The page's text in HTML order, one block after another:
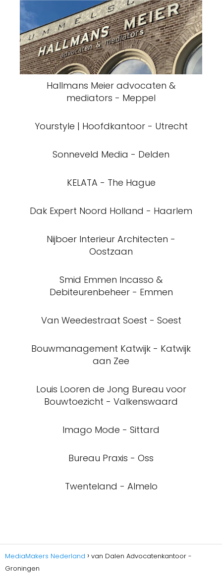
Hallmans Meier advocaten &
mediators - Meppel
Yourstyle | Hoofdkantoor - Utrecht
Sonneveld Media - Delden
KELATA - The Hague
Dak Expert Noord Holland - Haarlem
Nijboer Interieur Architecten -
Oostzaan
Smid Emmen Incasso &
Debiteurenbeheer - Emmen
Van Weedestraat Soest - Soest
Bouwmanagement Katwijk - Katwijk
aan Zee
Louis Looren de Jong Bureau voor
Bouwtoezicht - Valkenswaard
Imago Mode - Sittard
Bureau Praxis - Oss
Twenteland - Almelo
MediaMakers Nederland
van Dalen Advocatenkantoor -
Groningen